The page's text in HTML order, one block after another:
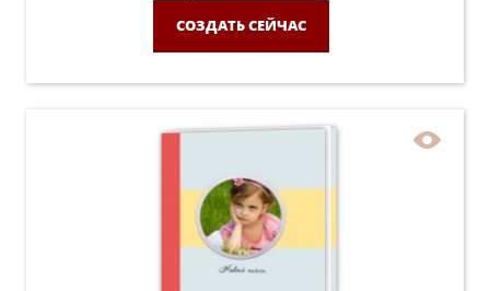
СОЗДАТЬ СЕЙЧАС